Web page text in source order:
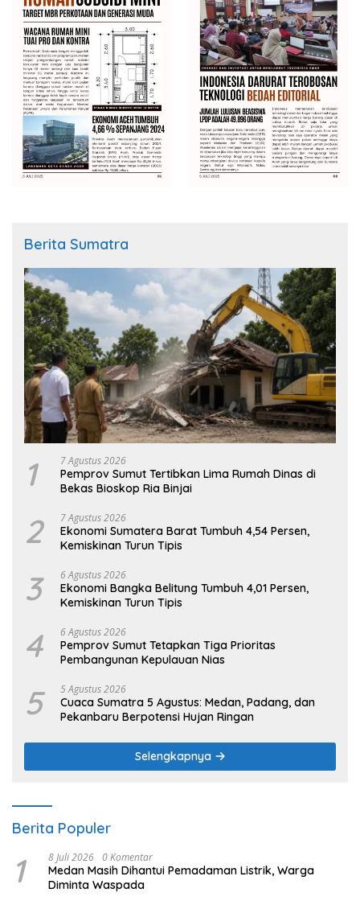
Berita Sumatra
1 7 Agustus 2026
Pemprov Sumut Tertibkan Lima Rumah Dinas di
Bekas Bioskop Ria Binjai
2 7 Agustus 2026
Ekonomi Sumatera Barat Tumbuh 4,54 Persen,
Kemiskinan Turun Tipis
3 6 Agustus 2026
Ekonomi Bangka Belitung Tumbuh 4,01 Persen,
Kemiskinan Turun Tipis
4 6 Agustus 2026
Pemprov Sumut Tetapkan Tiga Prioritas
Pembangunan Kepulauan Nias
5 5 Agustus 2026
Cuaca Sumatra 5 Agustus: Medan, Padang, dan
Pekanbaru Berpotensi Hujan Ringan
Selengkapnya
Berita Populer
1 8 Juli 2026 0 Komentar
Medan Masih Dihantui Pemadaman Listrik, Warga
Diminta Waspada